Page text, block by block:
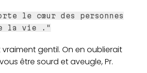
le cœur des personnes
la vie ."
vraiment gentil. On en oublierait
être sourd et aveugle, Pr.